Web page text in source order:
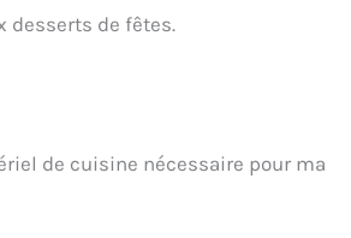
desserts de fêtes.
de cuisine nécessaire pour ma